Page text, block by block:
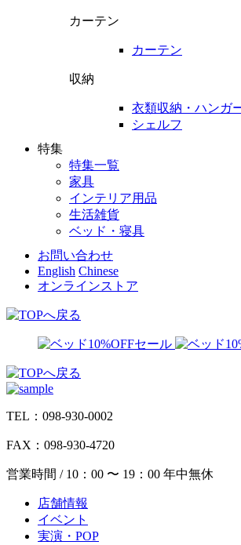
カーテン
カーテン
収納
衣類収納・ハンガ
シェルフ
特集
特集一覧
家具
インテリア用品
生活雑貨
ベッド・寝具
お問い合わせ
English Chinese
オンラインストア
TEL：098-930-0002
FAX：098-930-4720
営業時間 / 10：00 〜 19：00 年中無休
店舗情報
イベント
実演・POP